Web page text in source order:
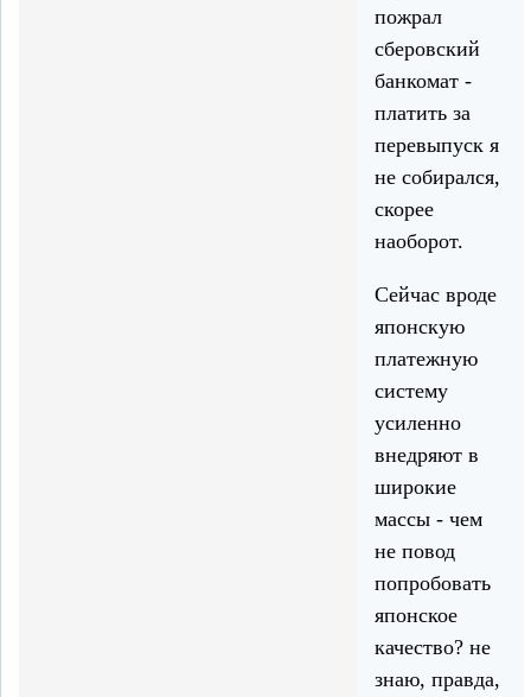
пожрал
сберовский
банкомат -
платить за
перевыпуск я
не собирался,
скорее
наоборот.
Сейчас вроде
японскую
платежную
систему
усиленно
внедряют в
широкие
массы - чем
не повод
попробовать
японское
качество? не
знаю, правда,